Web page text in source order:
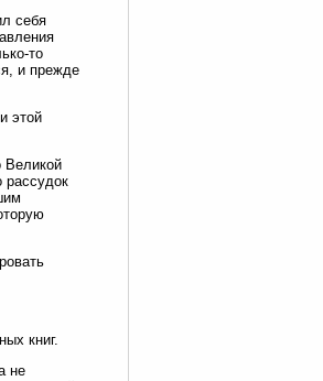
себя
то
и прежде
этой
Великой
рассудок
книг.
не